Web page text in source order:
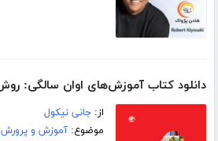
دانلود کتاب آموزش‌های اوان سالگی: روش
از:جانی نیکول
موضوع:آموزش و پرورش